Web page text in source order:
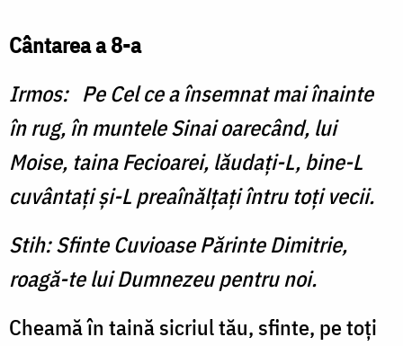
Cântarea a 8-a
Irmos: Pe Cel ce a însemnat mai înainte
în rug, în muntele Sinai oarecând, lui
Moise, taina Fecioarei, lăudaţi-L, bine-L
cuvântaţi şi-L preaînălţaţi întru toţi vecii.
Stih: Sfinte Cuvioase Părinte Dimitrie,
roagă-te lui Dumnezeu pentru noi.
Cheamă în taină sicriul tău, sfinte, pe toţi